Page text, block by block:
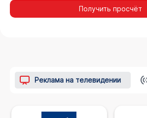
Получить просчёт
Реклама на телевидении